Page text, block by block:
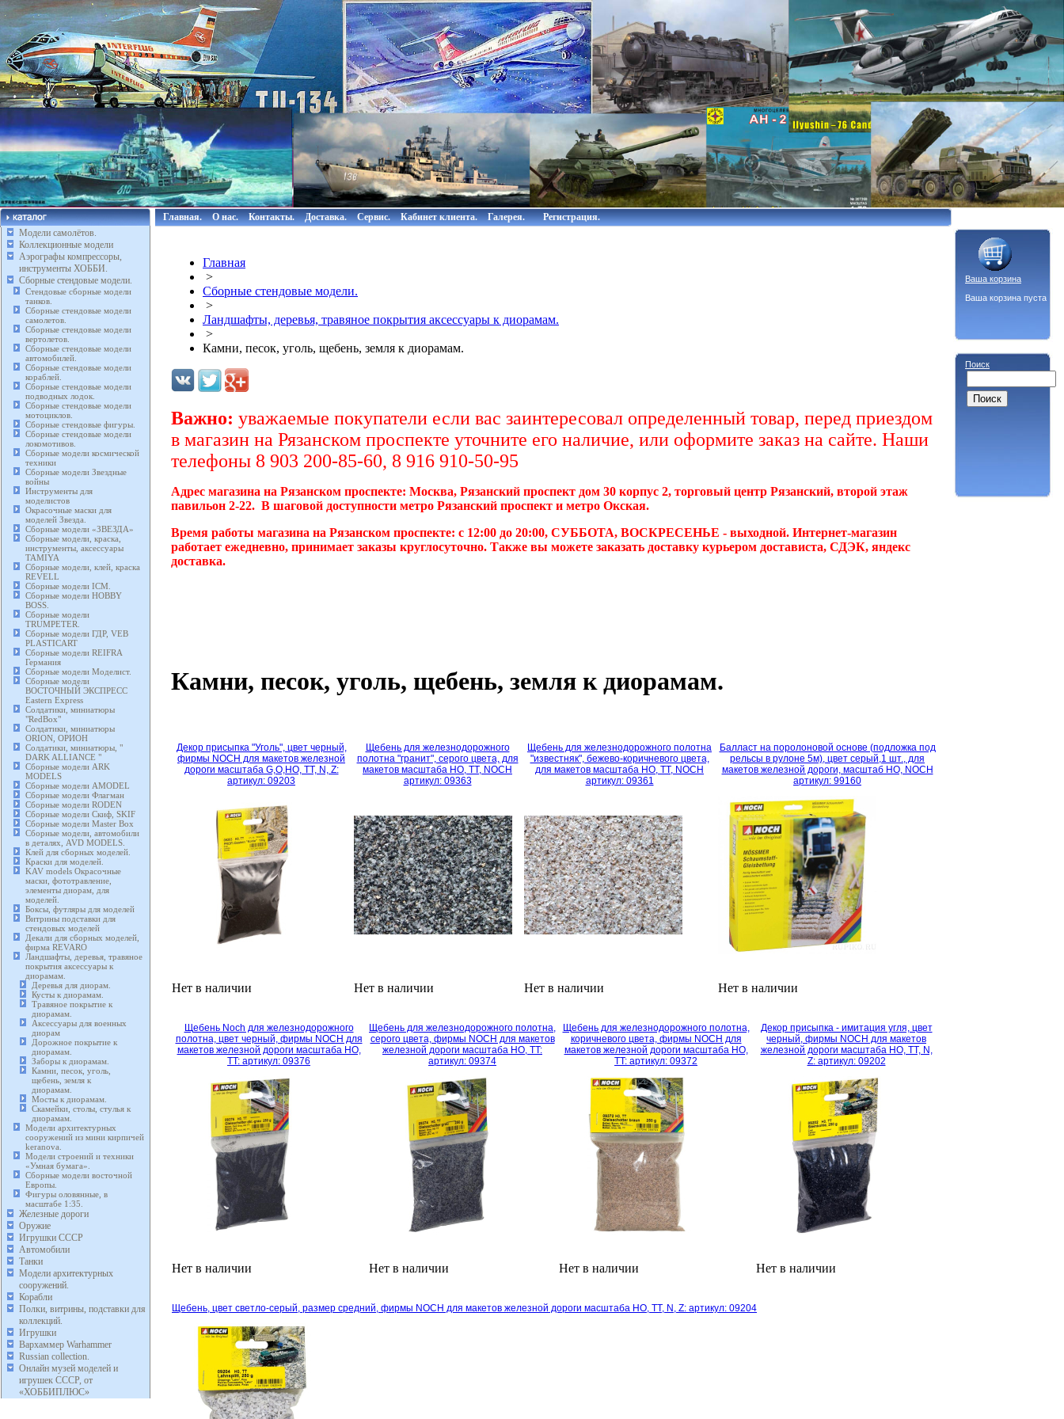
Модели самолётов.
Коллекционные модели
Аэрографы компрессоры,
инструменты ХОББИ.
Сборные стендовые модели.
Стендовые сборные модели
танков.
Сборные стендовые модели
самолетов.
Сборные стендовые модели
вертолетов.
Сборные стендовые модели
автомобилей.
Сборные стендовые модели
кораблей.
Сборные стендовые модели
подводных лодок.
Сборные стендовые модели
мотоциклов.
Сборные стендовые фигуры.
Сборные стендовые модели
локомотивов.
Сборные модели космической
техники
Сборные модели Звездные
войны
Инструменты для
моделистов
Окрасочные маски для
моделей Звезда.
Сборные модели «ЗВЕЗДА»
Сборные модели, краска,
инструменты, аксессуары
TAMIYA
Сборные модели, клей, краска
REVELL
Сборные модели ICM.
Сборные модели HOBBY
BOSS.
Сборные модели
TRUMPETER.
Сборные модели ГДР, VEB
PLASTICART
Сборные модели REIFRA
Германия
Сборные модели Моделист.
Сборные модели
ВОСТОЧНЫЙ ЭКСПРЕСС
Eastern Express
Солдатики, миниатюры
"RedBox"
Солдатики, миниатюры
ORION, ОРИОН
Солдатики, миниатюры, "
DARK ALLIANCE "
Сборные модели ARK
MODELS
Сборные модели AMODEL
Сборные модели Флагман
Сборные модели RODEN
Сборные модели Скиф, SKIF
Сборные модели Master Box
Сборные модели, автомобили
в деталях, AVD MODELS.
Клей для сборных моделей.
Краски для моделей.
KAV models Окрасочные
маски, фототравление,
элементы диорам, для
моделей.
Боксы, футляры для моделей
Витрины подставки для
стендовых моделей
Декали для сборных моделей,
фирма REVARO
Ландшафты, деревья, травяное
покрытия аксессуары к
диорамам.
Деревья для диорам.
Кусты к диорамам.
Травяное покрытие к
диорамам.
Аксессуары для военных
диорам
Дорожное покрытие к
диорамам.
Заборы к диорамам.
Камни, песок, уголь,
щебень, земля к
диорамам.
Мосты к диорамам.
Скамейки, столы, стулья к
диорамам.
Модели архитектурных
сооружений из мини кирпичей
keranova.
Модели строений и техники
«Умная бумага».
Сборные модели восточной
Европы.
Фигуры оловянные, в
масштабе 1:35.
Железные дороги
Оружие
Игрушки СССР
Автомобили
Танки
Модели архитектурных
сооружений.
Корабли
Полки, витрины, подставки для
коллекций.
Игрушки
Вархаммер Warhammer
Russian collection.
Онлайн музей моделей и
игрушек СССР, от
«ХОББИПЛЮС»
Главная. О нас. Контакты. Доставка. Сервис. Кабинет клиента. Галерея. Регистрация.
Главная
>
Сборные стендовые модели.
>
Ландшафты, деревья, травяное покрытия аксессуары к диорамам.
>
Камни, песок, уголь, щебень, земля к диорамам.
Важно: уважаемые покупатели если вас заинтересовал определенный товар, перед приездом
в магазин на Рязанском проспекте уточните его наличие, или оформите заказ на сайте. Наши
телефоны 8 903 200-85-60, 8 916 910-50-95
Адрес магазина на Рязанском проспекте: Москва, Рязанский проспект дом 30 корпус 2, торговый центр Рязанский, второй этаж
павильон 2-22. В шаговой доступности метро Рязанский проспект и метро Окская.
Время работы магазина на Рязанском проспекте: с 12:00 до 20:00, СУББОТА, ВОСКРЕСЕНЬЕ - выходной. Интернет-магазин
работает ежедневно, принимает заказы круглосуточно. Также вы можете заказать доставку курьером достависта, СДЭК, яндекс
доставка.
Камни, песок, уголь, щебень, земля к диорамам.
Декор присыпка "Уголь", цвет черный,
фирмы NOCH для макетов железной
дороги масштаба G,O,HO, TT, N, Z:
артикул: 09203
Нет в наличии
Щебень для железнодорожного
полотна "гранит", серого цвета, для
макетов масштаба HO, TT, NOCH
артикул: 09363
Нет в наличии
Щебень для железнодорожного полотна
"известняк", бежево-коричневого цвета,
для макетов масштаба HO, TT, NOCH
артикул: 09361
Нет в наличии
Балласт на поролоновой основе (подложка под
рельсы в рулоне 5м), цвет серый,1 шт., для
макетов железной дороги, масштаб HO, NOCH
артикул: 99160
Нет в наличии
Щебень Noch для железнодорожного
полотна, цвет черный, фирмы NOCH для
макетов железной дороги масштаба HO,
TT: артикул: 09376
Нет в наличии
Щебень для железнодорожного полотна,
серого цвета, фирмы NOCH для макетов
железной дороги масштаба HO, TT:
артикул: 09374
Нет в наличии
Щебень для железнодорожного полотна,
коричневого цвета, фирмы NOCH для
макетов железной дороги масштаба HO,
TT: артикул: 09372
Нет в наличии
Декор присыпка - имитация угля, цвет
черный, фирмы NOCH для макетов
железной дороги масштаба HO, TT, N,
Z: артикул: 09202
Нет в наличии
Щебень, цвет светло-серый, размер средний, фирмы NOCH для макетов железной дороги масштаба HO, TT, N, Z: артикул: 09204
Ваша корзина
Ваша корзина пуста
Поиск